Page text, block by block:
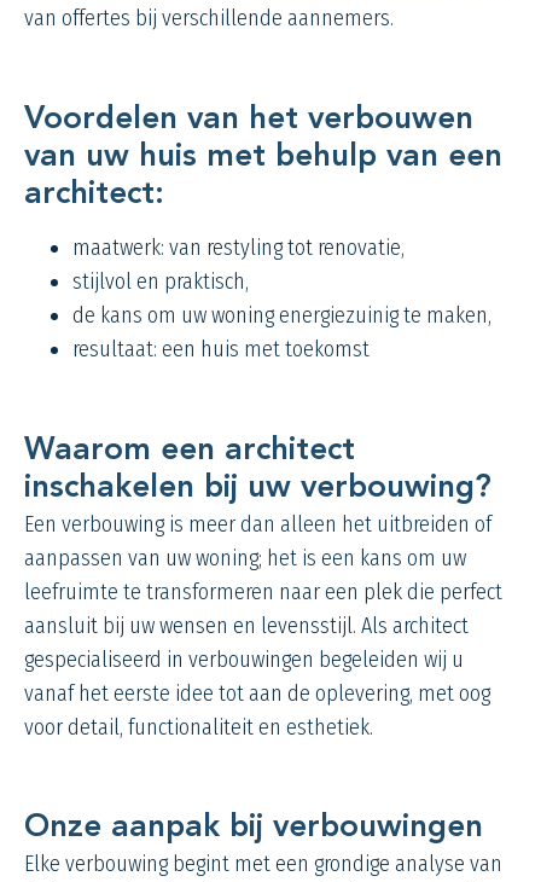
van offertes bij verschillende aannemers.
Voordelen van het verbouwen
van uw huis met behulp van een
architect:
maatwerk: van restyling tot renovatie,
stijlvol en praktisch,
de kans om uw woning energiezuinig te maken,
resultaat: een huis met toekomst
Waarom een architect
inschakelen bij uw verbouwing?
Een verbouwing is meer dan alleen het uitbreiden of
aanpassen van uw woning; het is een kans om uw
leefruimte te transformeren naar een plek die perfect
aansluit bij uw wensen en levensstijl. Als architect
gespecialiseerd in verbouwingen begeleiden wij u
vanaf het eerste idee tot aan de oplevering, met oog
voor detail, functionaliteit en esthetiek.
Onze aanpak bij verbouwingen
Elke verbouwing begint met een grondige analyse van